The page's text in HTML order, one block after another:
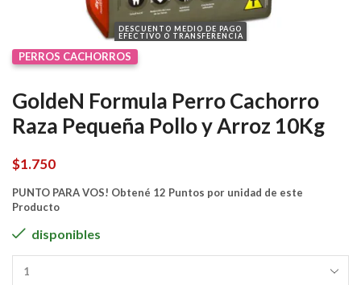
DESCUENTO MEDIO DE PAGO
EFECTIVO O TRANSFERENCIA
PERROS CACHORROS
GoldeN Formula Perro Cachorro
Raza Pequeña Pollo y Arroz 10Kg
$1.750
PUNTO PARA VOS! Obtené 12 Puntos por unidad de este
Producto
disponibles